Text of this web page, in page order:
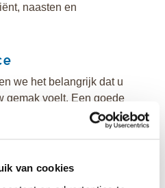
van cookies
naasten en
we het belangrijk dat u
gemak voelt. Een goede
en een lekkere,
worden wel